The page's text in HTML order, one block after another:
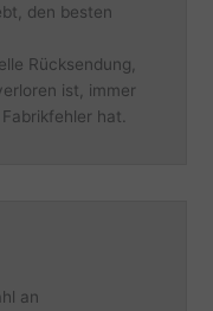
den besten
Rücksendung,
ist, immer
hat.
an